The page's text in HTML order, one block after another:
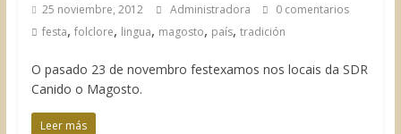
25 noviembre, 2012 Administradora
0 comentarios
festa, folclore, lingua, magosto, país, tradición
O pasado 23 de novembro festexamos nos locais da SDR
Canido o Magosto.
Leer más